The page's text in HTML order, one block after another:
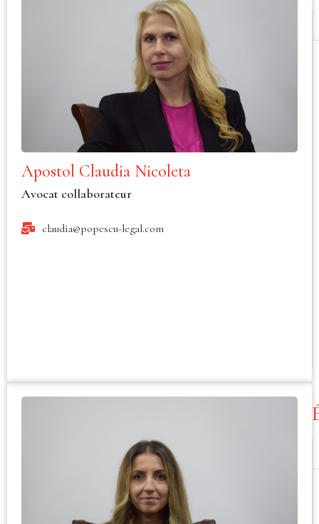
Apostol Claudia Nicoleta
Avocat collaborateur
claudia@popescu-legal.com